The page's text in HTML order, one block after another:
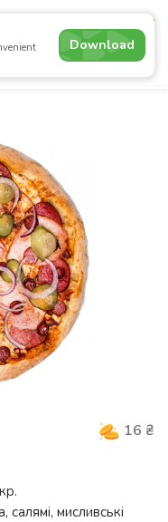
Download
Lavash Сombo
16 ₴
.
мисливські